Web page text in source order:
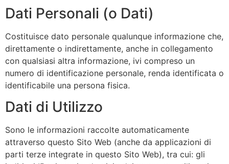
Dati Personali (o Dati)
Costituisce dato personale qualunque informazione che,
direttamente o indirettamente, anche in collegamento
con qualsiasi altra informazione, ivi compreso un
numero di identificazione personale, renda identificata o
identificabile una persona fisica.
Dati di Utilizzo
Sono le informazioni raccolte automaticamente
attraverso questo Sito Web (anche da applicazioni di
parti terze integrate in questo Sito Web), tra cui: gli